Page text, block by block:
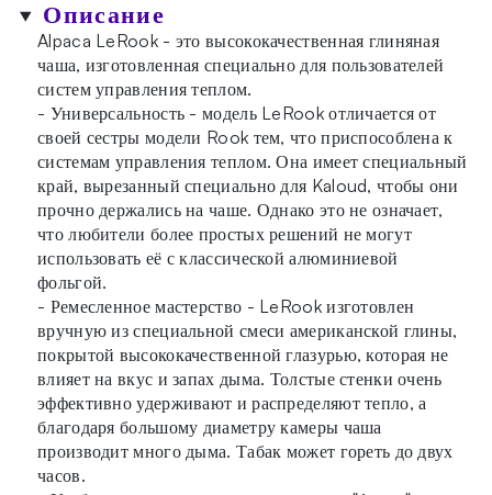
Описание
Alpaca LeRook - это высококачественная глиняная
чаша, изготовленная специально для пользователей
систем управления теплом.
- Универсальность - модель LeRook отличается от
своей сестры модели Rook тем, что приспособлена к
системам управления теплом. Она имеет специальный
край, вырезанный специально для Kaloud, чтобы они
прочно держались на чаше. Однако это не означает,
что любители более простых решений не могут
использовать её с классической алюминиевой
фольгой.
- Ремесленное мастерство - LeRook изготовлен
вручную из специальной смеси американской глины,
покрытой высококачественной глазурью, которая не
влияет на вкус и запах дыма. Толстые стенки очень
эффективно удерживают и распределяют тепло, а
благодаря большому диаметру камеры чаша
производит много дыма. Табак может гореть до двух
часов.